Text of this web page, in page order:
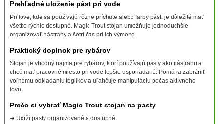
Prehľadné uloženie pást pri vode
Pri love, kde sa používajú rôzne príchute alebo farby pást, je dôležité mať
všetko rýchlo dostupné. Magic Trout stojan umožňuje jednoduchšie
organizovať nástrahy a šetrí čas pri ich výmene.
Praktický doplnok pre rybárov
Stojan je vhodný najmä pre rybárov, ktorí používajú pasty ako nástrahu a
chcú mať pracovné miesto pri vode lepšie usporiadané. Pomáha zabrániť
voľnému odkladaniu téglikov a uľahčuje manipuláciu počas aktívneho
lovu.
Prečo si vybrať Magic Trout stojan na pasty
➜ Udrží pasty organizované a dostupné